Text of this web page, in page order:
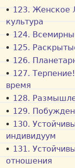
123. Женское
культура
124.
125.
126.
127.
время
128.
129.
130.
индивидуум
131.
отношения